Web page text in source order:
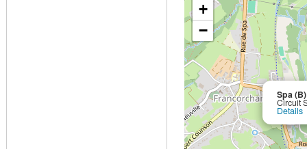
Spa (B)
Circuit
Details
+
−